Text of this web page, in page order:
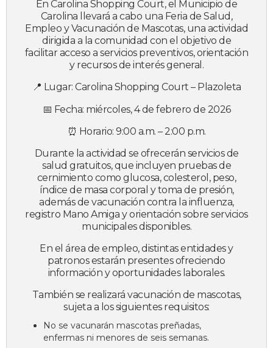
En Carolina Shopping Court, el Municipio de
Carolina llevará a cabo una Feria de Salud,
Empleo y Vacunación de Mascotas, una actividad
dirigida a la comunidad con el objetivo de
facilitar acceso a servicios preventivos, orientación
y recursos de interés general.
📍 Lugar: Carolina Shopping Court – Plazoleta
📅 Fecha: miércoles, 4 de febrero de 2026
⏰ Horario: 9:00 a.m. – 2:00 p.m.
Durante la actividad se ofrecerán servicios de
salud gratuitos, que incluyen pruebas de
cernimiento como glucosa, colesterol, peso,
índice de masa corporal y toma de presión,
además de vacunación contra la influenza,
registro Mano Amiga y orientación sobre servicios
municipales disponibles.
En el área de empleo, distintas entidades y
patronos estarán presentes ofreciendo
información y oportunidades laborales.
También se realizará vacunación de mascotas,
sujeta a los siguientes requisitos:
No se vacunarán mascotas preñadas,
enfermas ni menores de seis semanas.